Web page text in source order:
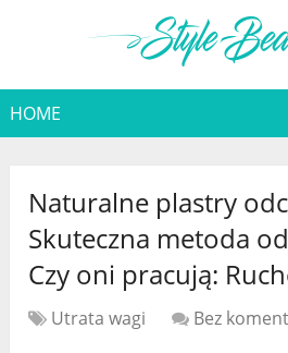
HOME
Naturalne plastry
Skuteczna metoda
Czy oni pracują:
Utrata wagi
Bez